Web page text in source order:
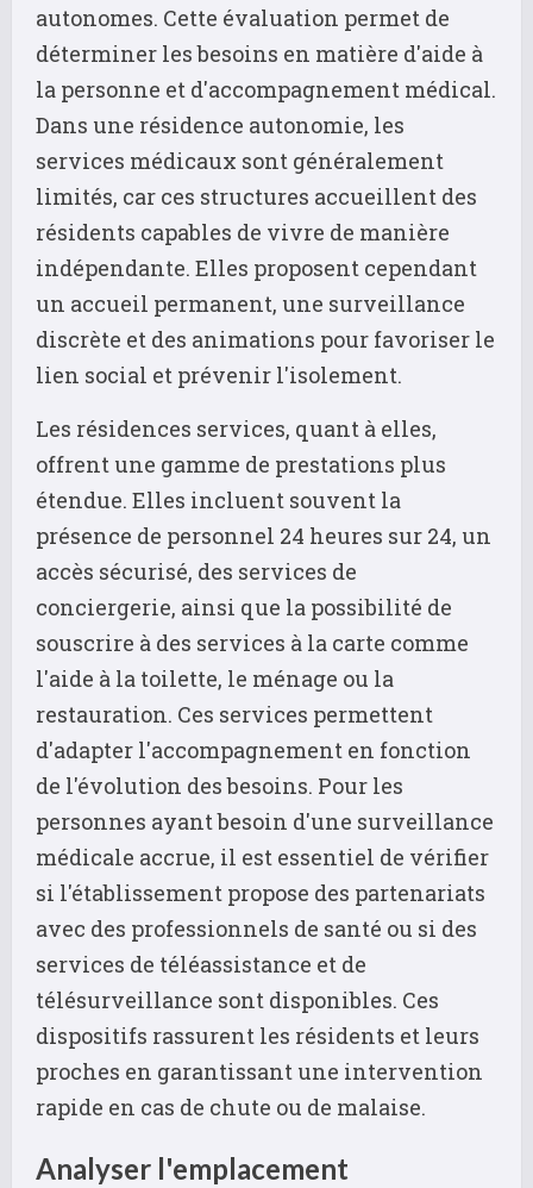
autonomes. Cette évaluation permet de
déterminer les besoins en matière d'aide à
la personne et d'accompagnement médical.
Dans une résidence autonomie, les
services médicaux sont généralement
limités, car ces structures accueillent des
résidents capables de vivre de manière
indépendante. Elles proposent cependant
un accueil permanent, une surveillance
discrète et des animations pour favoriser le
lien social et prévenir l'isolement.
Les résidences services, quant à elles,
offrent une gamme de prestations plus
étendue. Elles incluent souvent la
présence de personnel 24 heures sur 24, un
accès sécurisé, des services de
conciergerie, ainsi que la possibilité de
souscrire à des services à la carte comme
l'aide à la toilette, le ménage ou la
restauration. Ces services permettent
d'adapter l'accompagnement en fonction
de l'évolution des besoins. Pour les
personnes ayant besoin d'une surveillance
médicale accrue, il est essentiel de vérifier
si l'établissement propose des partenariats
avec des professionnels de santé ou si des
services de téléassistance et de
télésurveillance sont disponibles. Ces
dispositifs rassurent les résidents et leurs
proches en garantissant une intervention
rapide en cas de chute ou de malaise.
Analyser l'emplacement